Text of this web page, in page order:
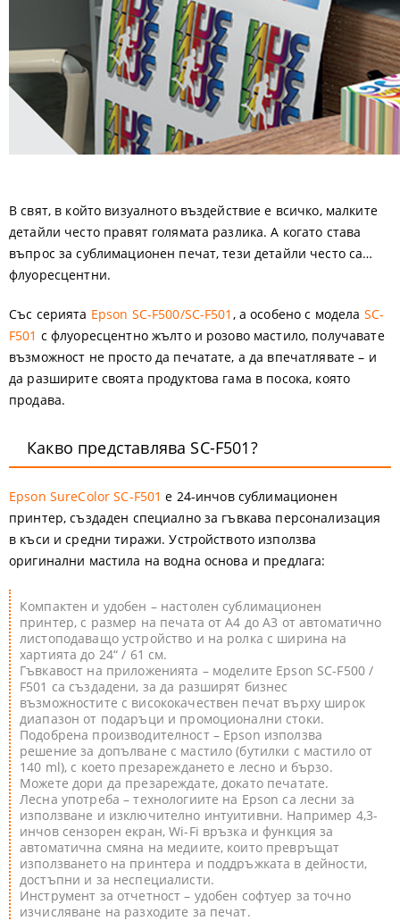
В свят, в който визуалното въздействие е всичко, малките
детайли често правят голямата разлика. А когато става
въпрос за сублимационен печат, тези детайли често са…
флуоресцентни.
Със серията Epson SC-F500/SC-F501 , а особено с модела SC-
F501 с флуоресцентно жълто и розово мастило, получавате
възможност не просто да печатате, а да впечатлявате – и
да разширите своята продуктова гама в посока, която
продава.
Какво представлява SC-F501?
Epson SureColor SC-F501 е 24-инчов сублимационен
принтер, създаден специално за гъвкава персонализация
в къси и средни тиражи. Устройството използва
оригинални мастила на водна основа и предлага:
Компактен и удобен – настолен сублимационен
принтер, с размер на печата от А4 до А3 от автоматично
листоподаващо устройство и на ролка с ширина на
хартията до 24“ / 61 см.
Гъвкавост на приложенията – моделите Epson SC-F500 /
F501 са създадени, за да разширят бизнес
възможностите с висококачествен печат върху широк
диапазон от подаръци и промоционални стоки.
Подобрена производителност– Epson използва
решение за допълване с мастило (бутилки с мастило от
140 ml), с което презареждането е лесно и бързо.
Можете дори да презареждате, докато печатате.
Лесна употреба – технологиите на Epson са лесни за
използване и изключително интуитивни. Например 4,3-
инчов сензорен екран, Wi-Fi връзка и функция за
автоматична смяна на медиите, които превръщат
използването на принтера и поддръжката в дейности,
достъпни и за неспециалисти.
Инструмент за отчетност – удобен софтуер за точно
изчисляване на разходите за печат.